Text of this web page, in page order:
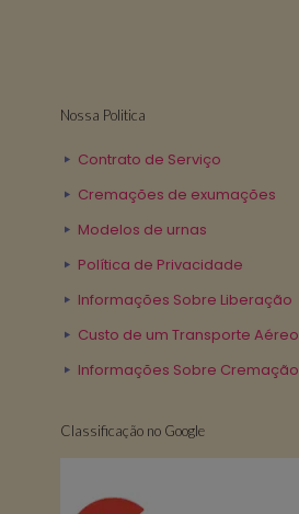
Nossa Politica
Contrato de Serviço
Cremações de exumações
Modelos de urnas
Política de Privacidade
Informações Sobre Liberação
Custo de um Transporte Aéreo
Informações Sobre Cremação
Classificação no Google